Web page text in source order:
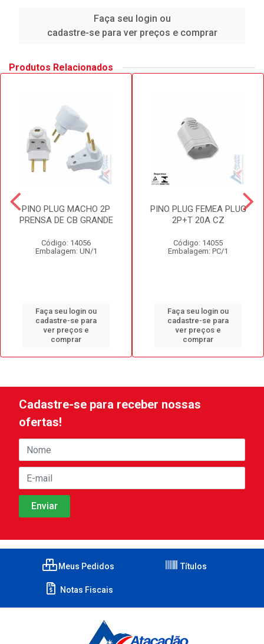
Faça seu login ou
cadastre-se para ver preços e comprar
Produtos Relacionados
PINO PLUG MACHO 2P
PRENSA DE CB GRANDE
Código: 14056
Embalagem: UN/1
Faça seu login ou
cadastre-se para
ver preços e
comprar
PINO PLUG FEMEA PLUG
2P+T 20A CZ
Código: 14055
Embalagem: PC/1
Faça seu login ou
cadastre-se para
ver preços e
comprar
Cadastre-se para receber nossas
ofertas!
Meus Pedidos Títulos
Notas Fiscais